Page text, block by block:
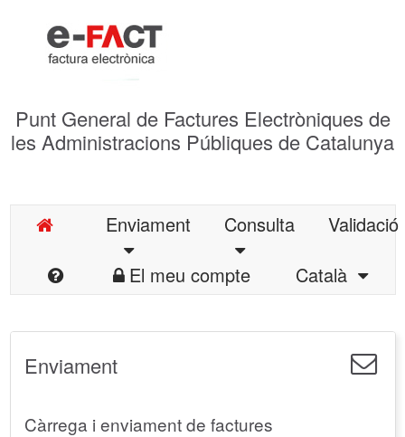
Punt General de Factures Electròniques de
les Administracions Públiques de Catalunya
Enviament Consulta
Validació
El meu compte
Català
Enviament
Càrrega i enviament de factures